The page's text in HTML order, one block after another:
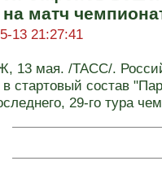
матч
13 21:27:41
13 мая. /ТАСС/.
стартовый состав
29-го тура